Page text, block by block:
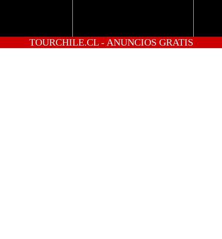
TOURCHILE.CL - ANUNCIOS GRATIS